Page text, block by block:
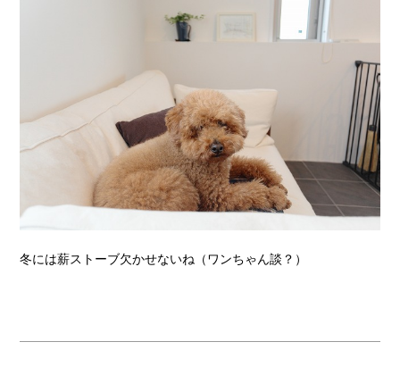
冬には薪ストーブ欠かせないね（ワンちゃん談？）